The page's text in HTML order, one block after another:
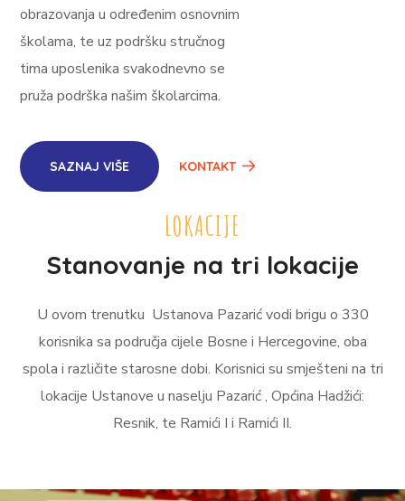
obrazovanja u određenim osnovnim
školama, te uz podršku stručnog
tima uposlenika svakodnevno se
pruža podrška našim školarcima.
SAZNAJ VIŠE KONTAKT
LOKACIJE
Stanovanje na tri lokacije
U ovom trenutku Ustanova Pazarić vodi brigu o 330
korisnika sa područja cijele Bosne i Hercegovine, oba
spola i različite starosne dobi. Korisnici su smješteni na tri
lokacije Ustanove u naselju Pazarić , Općina Hadžići:
Resnik, te Ramići I i Ramići II.